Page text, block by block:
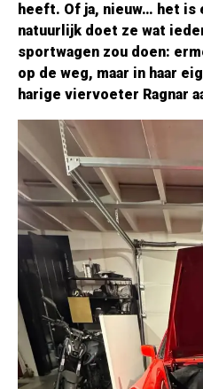
heeft. Of ja, nieuw… het is
natuurlijk doet ze wat
sportwagen zou doen:
op de weg, maar in haar
harige viervoeter Ragnar